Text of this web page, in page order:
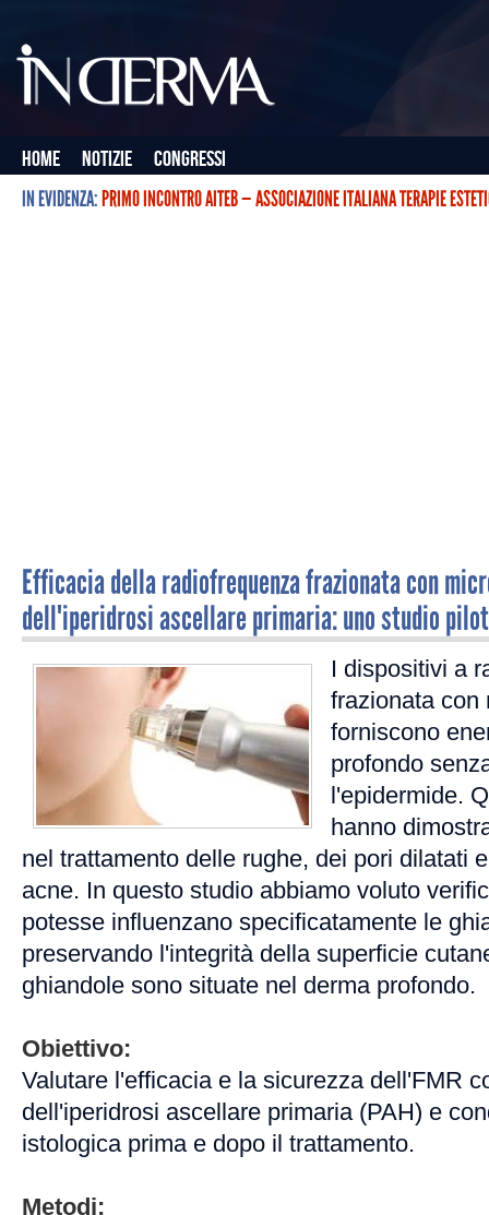
Home Notizie
Congressi
IN EVIDENZA:PRIMO INCONTRO AITEB — ASSOCIAZIONE ITALIANA TERAPIE
Efficacia della radiofrequenza frazionata con
dell'iperidrosi ascellare primaria: uno studio
I dispositivi a
frazionata con
forniscono
profondo
l'epidermide.
hanno
nel trattamento delle rughe, dei pori dilatati
acne. In questo studio abbiamo voluto
potesse influenzano specificatamente le
preservando l'integrità della superficie
ghiandole sono situate nel derma profondo.
Obiettivo:
Valutare l'efficacia e la sicurezza dell'FMR
dell'iperidrosi ascellare primaria (PAH) e
istologica prima e dopo il trattamento.
Metodi: